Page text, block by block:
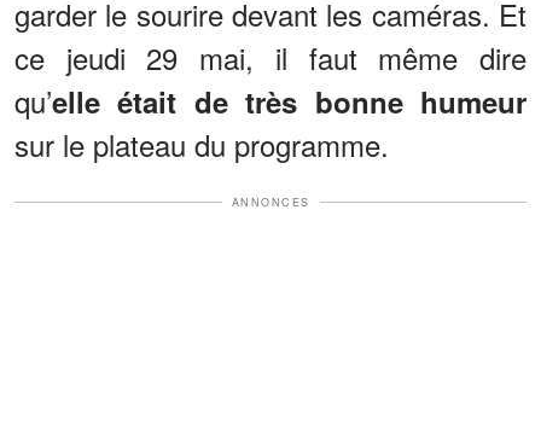
garder le sourire devant les caméras. Et
ce jeudi 29 mai, il faut même dire
qu’elle était de très bonne humeur
sur le plateau du programme.
ANNONCES